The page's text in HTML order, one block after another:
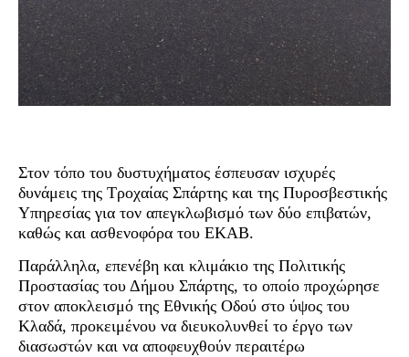
Στον τόπο του δυστυχήματος έσπευσαν ισχυρές
δυνάμεις της Τροχαίας Σπάρτης και της Πυροσβεστικής
Υπηρεσίας για τον απεγκλωβισμό των δύο επιβατών,
καθώς και ασθενοφόρα του ΕΚΑΒ.
Παράλληλα, επενέβη και κλιμάκιο της Πολιτικής
Προστασίας του Δήμου Σπάρτης, το οποίο προχώρησε
στον αποκλεισμό της Εθνικής Οδού στο ύψος του
Κλαδά, προκειμένου να διευκολυνθεί το έργο των
διασωστών και να αποφευχθούν περαιτέρω